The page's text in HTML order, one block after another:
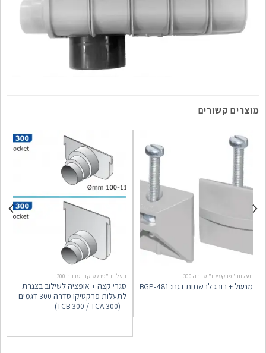
מוצרים קשורים
תעלות "פרקטיקו" סדרה 300
מנעול + בורג לרשתות דגם: 481-BGP
תעלות "פרקטיקו" סדרה 300
סגרי קצה + אופציה לשילוב בצנרת
לתעלות פרקטיקו סדרה 300 דגמים
– (TCB 300 / TCA 300)